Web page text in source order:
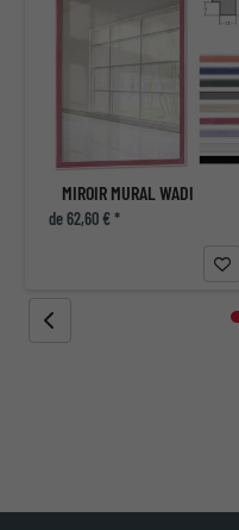
MIROIR MURAL WADI
de 62,60 € *